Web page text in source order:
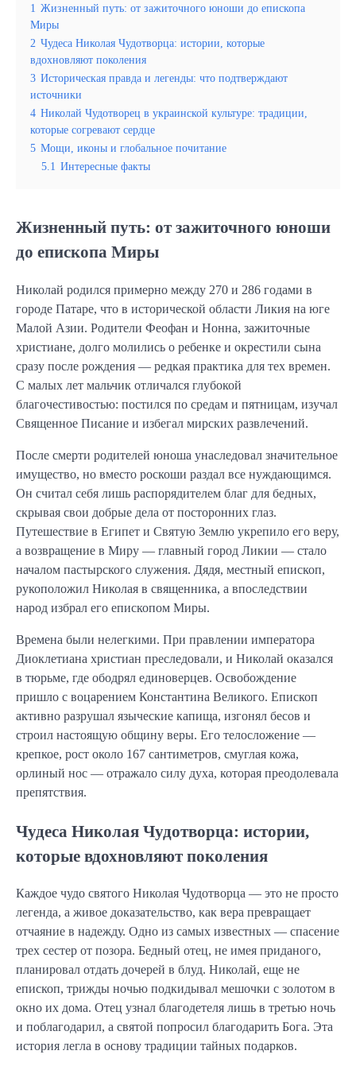
1 Жизненный путь: от зажиточного юноши до епископа
Миры
2 Чудеса Николая Чудотворца: истории, которые
вдохновляют поколения
3 Историческая правда и легенды: что подтверждают
источники
4 Николай Чудотворец в украинской культуре: традиции,
которые согревают сердце
5 Мощи, иконы и глобальное почитание
5.1 Интересные факты
Жизненный путь: от зажиточного юноши
до епископа Миры
Николай родился примерно между 270 и 286 годами в
городе Патаре, что в исторической области Ликия на юге
Малой Азии. Родители Феофан и Нонна, зажиточные
христиане, долго молились о ребенке и окрестили сына
сразу после рождения — редкая практика для тех времен.
С малых лет мальчик отличался глубокой
благочестивостью: постился по средам и пятницам, изучал
Священное Писание и избегал мирских развлечений.
После смерти родителей юноша унаследовал значительное
имущество, но вместо роскоши раздал все нуждающимся.
Он считал себя лишь распорядителем благ для бедных,
скрывая свои добрые дела от посторонних глаз.
Путешествие в Египет и Святую Землю укрепило его веру,
а возвращение в Миру — главный город Ликии — стало
началом пастырского служения. Дядя, местный епископ,
рукоположил Николая в священника, а впоследствии
народ избрал его епископом Миры.
Времена были нелегкими. При правлении императора
Диоклетиана христиан преследовали, и Николай оказался
в тюрьме, где ободрял единоверцев. Освобождение
пришло с воцарением Константина Великого. Епископ
активно разрушал языческие капища, изгонял бесов и
строил настоящую общину веры. Его телосложение —
крепкое, рост около 167 сантиметров, смуглая кожа,
орлиный нос — отражало силу духа, которая преодолевала
препятствия.
Чудеса Николая Чудотворца: истории,
которые вдохновляют поколения
Каждое чудо святого Николая Чудотворца — это не просто
легенда, а живое доказательство, как вера превращает
отчаяние в надежду. Одно из самых известных — спасение
трех сестер от позора. Бедный отец, не имея приданого,
планировал отдать дочерей в блуд. Николай, еще не
епископ, трижды ночью подкидывал мешочки с золотом в
окно их дома. Отец узнал благодетеля лишь в третью ночь
и поблагодарил, а святой попросил благодарить Бога. Эта
история легла в основу традиции тайных подарков.